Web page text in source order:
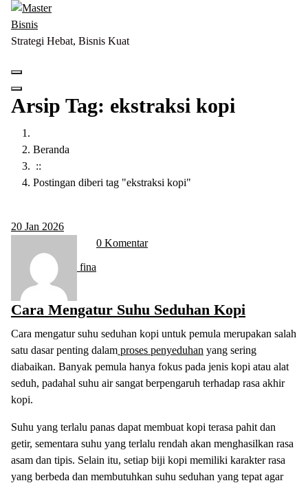
Lewati
konten
Strategi Hebat, Bisnis Kuat
Arsip Tag: ekstraksi kopi
Beranda
::
Postingan diberi tag "ekstraksi kopi"
20 Jan 2026
fina
0 Komentar
Cara Mengatur Suhu Seduhan Kopi
Cara mengatur suhu seduhan kopi untuk pemula merupakan salah
satu dasar penting dalam proses penyeduhan yang sering
diabaikan. Banyak pemula hanya fokus pada jenis kopi atau alat
seduh, padahal suhu air sangat berpengaruh terhadap rasa akhir
kopi.
Suhu yang terlalu panas dapat membuat kopi terasa pahit dan
getir, sementara suhu yang terlalu rendah akan menghasilkan rasa
asam dan tipis. Selain itu, setiap biji kopi memiliki karakter rasa
yang berbeda dan membutuhkan suhu seduhan yang tepat agar